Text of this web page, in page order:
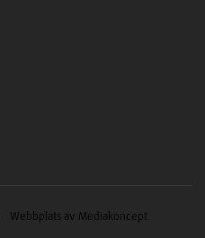
Webbplats av Mediakoncept